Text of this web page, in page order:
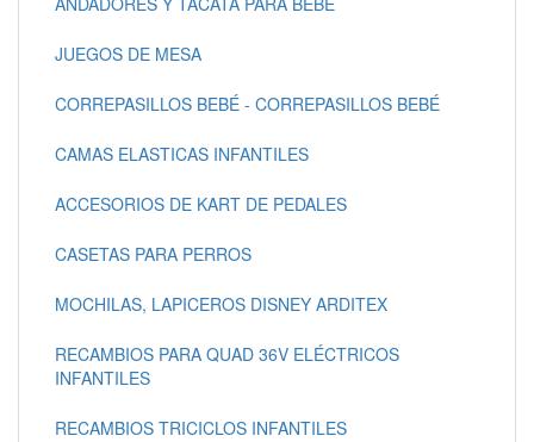
JUEGOS DE MESA
CORREPASILLOS BEBÉ - CORREPASILLOS BEBÉ
CAMAS ELASTICAS INFANTILES
ACCESORIOS DE KART DE PEDALES
CASETAS PARA PERROS
MOCHILAS, LAPICEROS DISNEY ARDITEX
RECAMBIOS PARA QUAD 36V ELÉCTRICOS
INFANTILES
RECAMBIOS TRICICLOS INFANTILES